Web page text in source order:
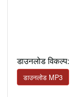
डाउनलोड विकल्प:
डाउनलोड MP3